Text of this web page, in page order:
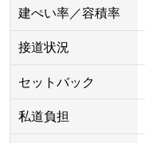
建ぺい率／容積率
接道状況
セットバック
私道負担